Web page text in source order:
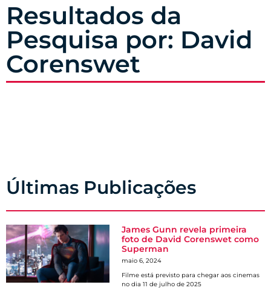
Resultados da
Pesquisa por: David
Corenswet
Últimas Publicações
James Gunn revela primeira
foto de David Corenswet como
Superman
maio 6, 2024
Filme está previsto para chegar aos cinemas
no dia 11 de julho de 2025